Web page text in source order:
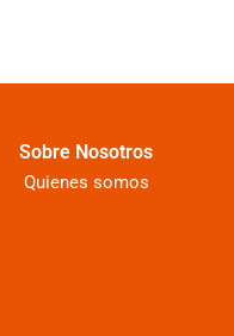
Sobre Nosotros
Quienes somos